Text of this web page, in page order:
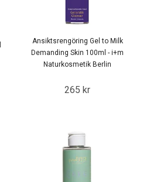
Ansiktsrengöring Gel to Milk
Demanding Skin 100ml - i+m
Naturkosmetik Berlin
265 kr